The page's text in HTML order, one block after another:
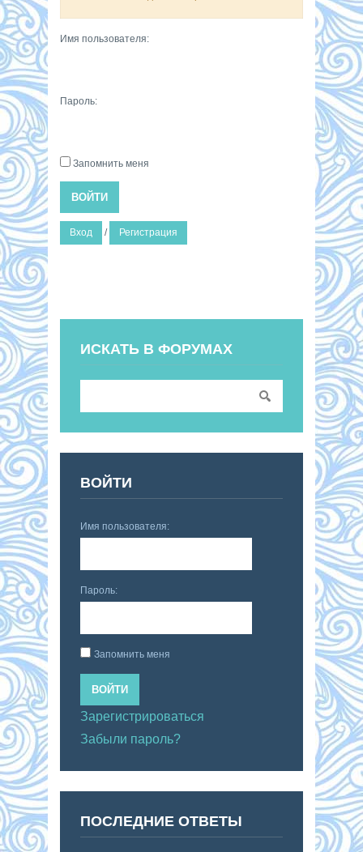
Имя пользователя:
Пароль:
Запомнить меня
ВОЙТИ
Вход / Регистрация
ИСКАТЬ В ФОРУМАХ
ВОЙТИ
Имя пользователя:
Пароль:
Запомнить меня
ВОЙТИ
Зарегистрироваться
Забыли пароль?
ПОСЛЕДНИЕ ОТВЕТЫ